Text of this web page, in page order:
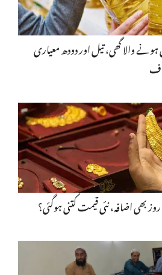
والا گھی، تیل اور دودھ معیاری
بھی اضافہ، نئی قیمت کتنی ہوگئی؟